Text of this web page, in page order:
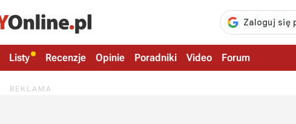
Listy Recenzje Opinie Poradniki Video Forum